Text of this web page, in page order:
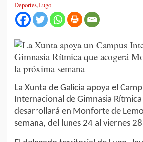
Deportes,Lugo
La Xunta de Galicia apoya el
Internacional de Gimnasia Rítmica
desarrollará en Monforte de
semana, del lunes 24 al viernes